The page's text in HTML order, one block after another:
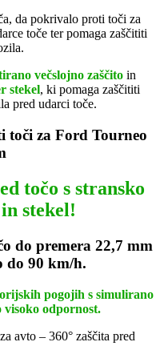
da pokrivalo proti toči za
toče ter pomaga zaščititi
večslojno zaščitoin
stekel, ki pomaga zaščititi
pred udarci toče.
za Ford Tourneo
točo s stransko
stekel!
do premera 22,7 mm
do 90 km/h.
pogojih s simulirano
odpornost.